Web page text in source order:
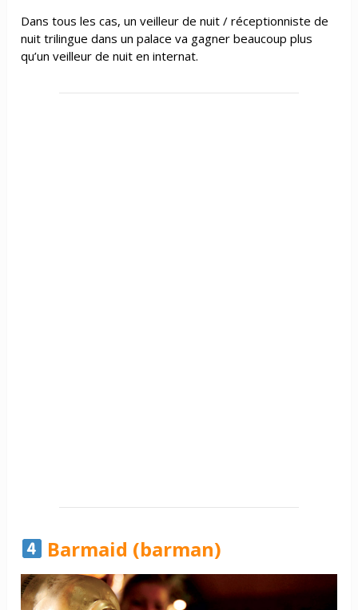
Dans tous les cas,un veilleur de nuit / réceptionniste de
nuit trilingue dans un palace va gagner beaucoup plus
qu’un veilleur de nuit en internat.
Barmaid (barman)